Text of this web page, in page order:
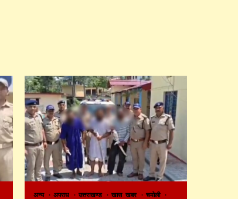
अन्य अपराध उत्तराखण्ड खास खबर
चमोली